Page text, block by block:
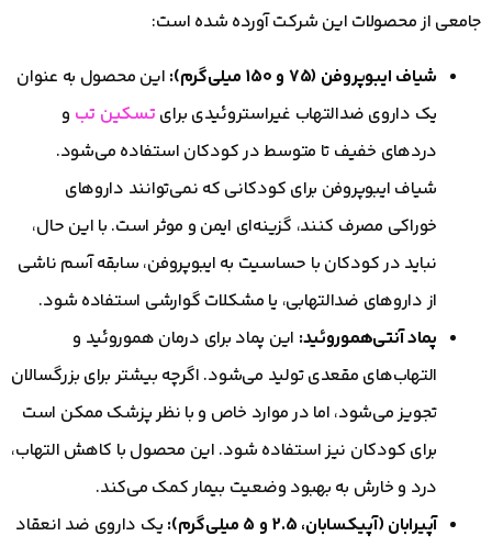
جامعی از محصولات این شرکت آورده شده است:
شیاف ایبوپروفن (75 و 150 میلی‌گرم):
این محصول به عنوان
یک داروی ضدالتهاب غیراستروئیدی برای تسکین تب و
دردهای خفیف تا متوسط در کودکان استفاده می‌شود.
شیاف ایبوپروفن برای کودکانی که نمی‌توانند داروهای
خوراکی مصرف کنند، گزینه‌ای ایمن و موثر است. با این حال،
نباید در کودکان با حساسیت به ایبوپروفن، سابقه آسم ناشی
از داروهای ضدالتهابی، یا مشکلات گوارشی استفاده شود.
پماد آنتی‌هموروئید: این پماد برای درمان هموروئید و
التهاب‌های مقعدی تولید می‌شود. اگرچه بیشتر برای بزرگسالان
تجویز می‌شود، اما در موارد خاص و با نظر پزشک ممکن است
برای کودکان نیز استفاده شود. این محصول با کاهش التهاب،
درد و خارش به بهبود وضعیت بیمار کمک می‌کند.
آپیرابان (آپیکسابان، 2.5 و 5 میلی‌گرم):
یک داروی ضد انعقاد